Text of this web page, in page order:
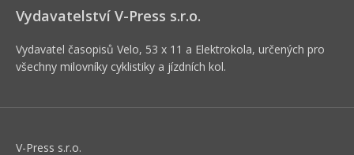
Vydavatelství V-Press s.r.o.
Vydavatel časopisů Velo, 53 x 11 a Elektrokola, určených pro
všechny milovníky cyklistiky a jízdních kol.
V-Press s.r.o.